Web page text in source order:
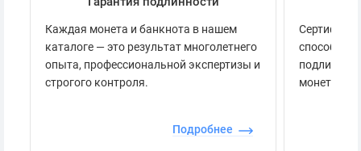
Каждая монета и банкнота в нашем
каталоге — это результат многолетнего
опыта, профессиональной экспертизы и
строгого контроля.
Подробнее
способов
монеты.